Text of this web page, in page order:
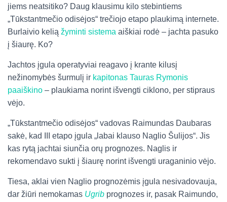
jiems neatsitiko? Daug klausimu kilo stebintiems
„Tūkstantmečio odisėjos“ trečiojo etapo plaukimą internete.
Burlaivio kelią žyminti sistema aiškiai rodė – jachta pasuko
į šiaurę. Ko?
Jachtos įgula operatyviai reagavo į krante kilusį
nežinomybės šurmulį ir kapitonas Tauras Rymonis
paaiškino – plaukiama norint išvengti ciklono, per stipraus
vėjo.
„Tūkstantmečio odisėjos“ vadovas Raimundas Daubaras
sakė, kad III etapo įgula „labai klauso Naglio Šulijos“. Jis
kas rytą jachtai siunčia orų prognozes. Naglis ir
rekomendavo sukti į šiaurę norint išvengti uraganinio vėjo.
Tiesa, aklai vien Naglio prognozėmis įgula nesivadovauja,
dar žiūri nemokamas Ugrib prognozes ir, pasak Raimundo,